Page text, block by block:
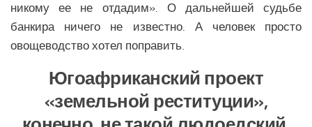
никому ее не отдадим». О дальнейшей судьбе
банкира ничего не известно. А человек просто
овощеводство хотел поправить.
Югоафриканский проект
«земельной реституции»,